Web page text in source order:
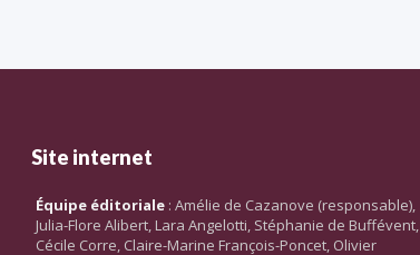
Site internet
Équipe éditoriale : Amélie de Cazanove (responsable),
Julia-Flore Alibert, Lara Angelotti, Stéphanie de Buffévent,
Cécile Corre, Claire-Marine François-Poncet, Olivier